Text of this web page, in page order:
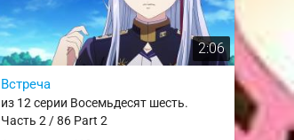
2:06
Встреча
из 12 серии Восемьдесят шесть.
Часть 2 / 86 Part 2